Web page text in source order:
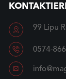
 99 Lipu
 0574-
